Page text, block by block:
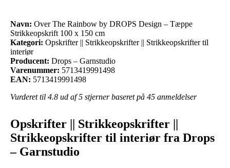
Navn: Over The Rainbow by DROPS Design – Tæppe
Strikkeopskrift 100 x 150 cm
Kategori: Opskrifter || Strikkeopskrifter || Strikkeopskrifter til
interiør
Producent: Drops – Garnstudio
Varenummer: 5713419991498
EAN: 5713419991498
Vurderet til 4.8 ud af 5 stjerner baseret på 45 anmeldelser
Opskrifter || Strikkeopskrifter ||
Strikkeopskrifter til interiør fra Drops
– Garnstudio